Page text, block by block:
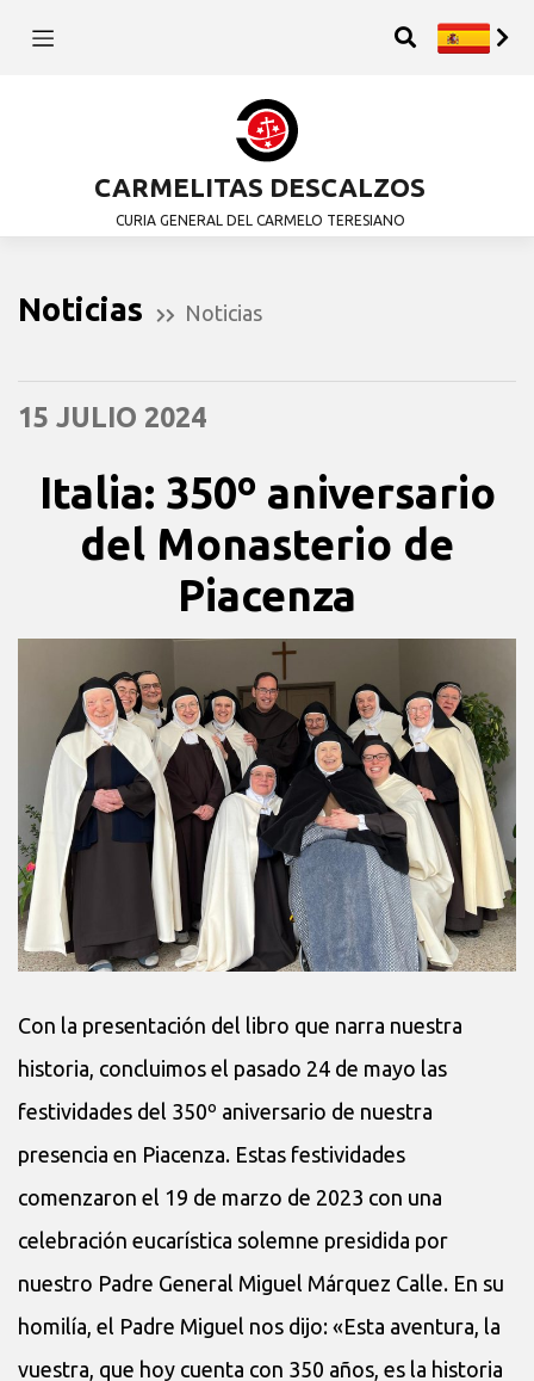
CARMELITAS DESCALZOS
CURIA GENERAL DEL CARMELO TERESIANO
Noticias Noticias
15 JULIO 2024
Italia: 350º aniversario
del Monasterio de
Piacenza
Con la presentación del libro que narra nuestra
historia, concluimos el pasado 24 de mayo las
festividades del 350º aniversario de nuestra
presencia en Piacenza. Estas festividades
comenzaron el 19 de marzo de 2023 con una
celebración eucarística solemne presidida por
nuestro Padre General Miguel Márquez Calle. En su
homilía, el Padre Miguel nos dijo: «Esta aventura, la
vuestra, que hoy cuenta con 350 años, es la historia